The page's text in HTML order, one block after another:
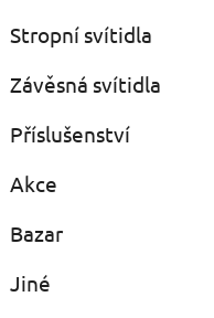
Stropní svítidla
Závěsná svítidla
Příslušenství
Akce
Bazar
Jiné